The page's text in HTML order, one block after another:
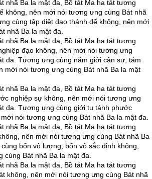
nhã Ba la mật đa, Bồ tát Ma ha tát tương
không, nên mới nói tương ưng cùng Bát nhã
cùng tập diệt đạo thánh đế không, nên mới
nhã Ba la mật đa.
nhã Ba la mật đa, Bồ tát Ma ha tát tương
đạo không, nên mới nói tương ưng
đa. Tương ưng cùng năm giới cận sự, tám
mới nói tương ưng cùng Bát nhã Ba la mật
nhã Ba la mật đa, Bồ tát Ma ha tát tương
nghiệp sự không, nên mới nói tương ưng
đa. Tương ưng cùng giới tu tánh phước
nói tương ưng cùng Bát nhã Ba la mật đa.
nhã Ba la mật đa, Bồ tát Ma ha tát tương
nên mới nói tương ưng cùng Bát nhã Ba
bốn vô lượng, bốn vô sắc định không,
Bát nhã Ba la mật đa.
nhã Ba la mật đa, Bồ tát Ma ha tát tương
không, nên mới nói tương ưng cùng Bát nhã